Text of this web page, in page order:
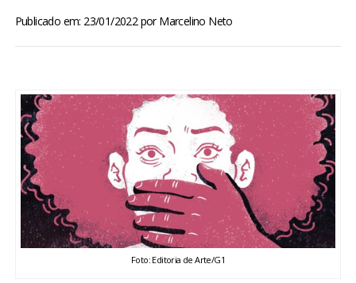
ESPORTES
ENTRETENIMENTO
ENQUETE
TV LPB
Publicado em: 23/01/2022porMarcelino Neto
Foto: Editoria de Arte/G1